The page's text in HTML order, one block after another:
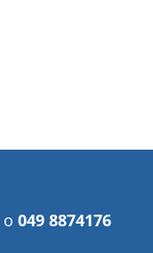
o 049 8874176